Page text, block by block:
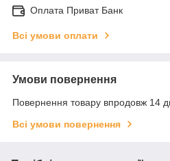
Оплата Приват Банк
Всі умови оплати
Умови повернення
Повернення товару впродовж 14
Всі умови повернення